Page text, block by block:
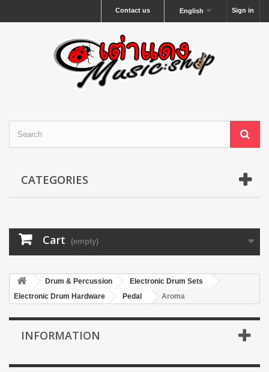
Sign in
English
Contact us
CATEGORIES
Cart (empty)
Drum & Percussion
Electronic Drum Sets
Electronic Drum Hardware
Pedal Aroma
INFORMATION